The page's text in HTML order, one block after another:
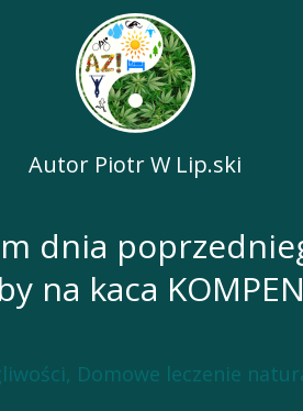
Autor Piotr W Lip.ski
dnia
na kaca
, Domowe leczenie